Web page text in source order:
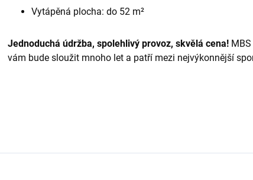
Vytápěná plocha: do 52 m²
Jednoduchá údržba, spolehlivý provoz, skvělá cena!
vám bude sloužit mnoho let a patří mezi nejvýkonnější